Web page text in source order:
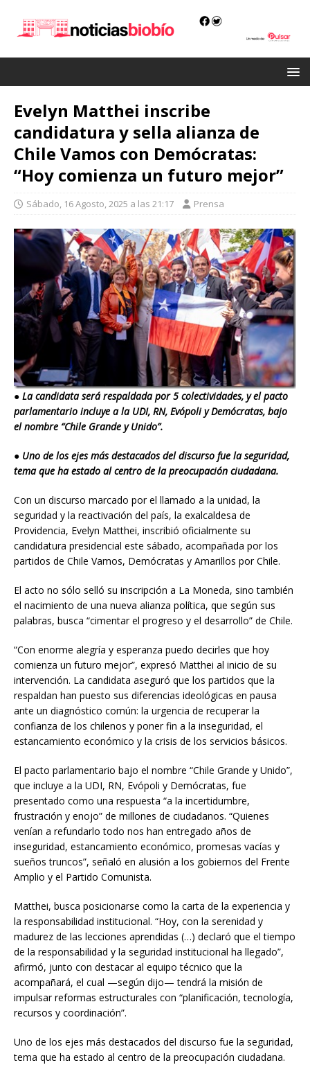
Evelyn Matthei inscribe
candidatura y sella alianza de
Chile Vamos con Demócratas:
“Hoy comienza un futuro mejor”
Sábado, 16 Agosto, 2025 a las 21:17 Prensa
● La candidata será respaldada por 5 colectividades, y el pacto
parlamentario incluye a la UDI, RN, Evópoli y Demócratas, bajo
el nombre “Chile Grande y Unido”.
● Uno de los ejes más destacados del discurso fue la seguridad,
tema que ha estado al centro de la preocupación ciudadana.
Con un discurso marcado por el llamado a la unidad, la
seguridad y la reactivación del país, la exalcaldesa de
Providencia, Evelyn Matthei, inscribió oficialmente su
candidatura presidencial este sábado, acompañada por los
partidos de Chile Vamos, Demócratas y Amarillos por Chile.
El acto no sólo selló su inscripción a La Moneda, sino también
el nacimiento de una nueva alianza política, que según sus
palabras, busca “cimentar el progreso y el desarrollo” de Chile.
“Con enorme alegría y esperanza puedo decirles que hoy
comienza un futuro mejor”, expresó Matthei al inicio de su
intervención. La candidata aseguró que los partidos que la
respaldan han puesto sus diferencias ideológicas en pausa
ante un diagnóstico común: la urgencia de recuperar la
confianza de los chilenos y poner fin a la inseguridad, el
estancamiento económico y la crisis de los servicios básicos.
El pacto parlamentario bajo el nombre “Chile Grande y Unido”,
que incluye a la UDI, RN, Evópoli y Demócratas, fue
presentado como una respuesta “a la incertidumbre,
frustración y enojo” de millones de ciudadanos. “Quienes
venían a refundarlo todo nos han entregado años de
inseguridad, estancamiento económico, promesas vacías y
sueños truncos”, señaló en alusión a los gobiernos del Frente
Amplio y el Partido Comunista.
Matthei, busca posicionarse como la carta de la experiencia y
la responsabilidad institucional. “Hoy, con la serenidad y
madurez de las lecciones aprendidas (…) declaró que el tiempo
de la responsabilidad y la seguridad institucional ha llegado”,
afirmó, junto con destacar al equipo técnico que la
acompañará, el cual —según dijo— tendrá la misión de
impulsar reformas estructurales con “planificación, tecnología,
recursos y coordinación”.
Uno de los ejes más destacados del discurso fue la seguridad,
tema que ha estado al centro de la preocupación ciudadana.